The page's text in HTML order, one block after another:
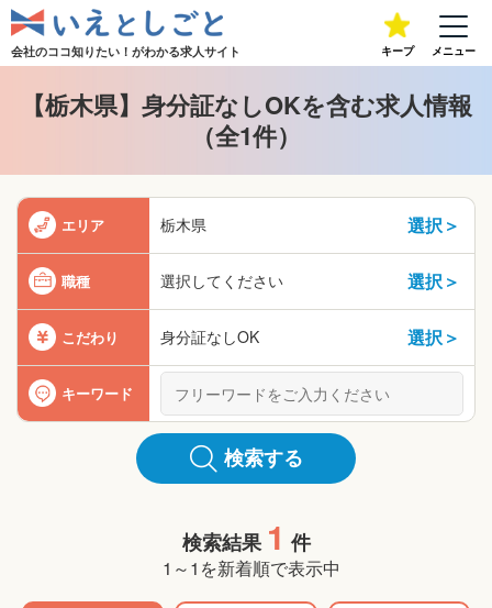
会社のココ知りたい！がわかる求人サイト キープ メニュー
【栃木県】身分証なしOKを含む求人情報
（全1件）
エリア 栃木県 選択＞
職種 選択してください 選択＞
こだわり 身分証なしOK 選択＞
キーワード
検索する
検索結果 1 件
1～1を新着順で表示中